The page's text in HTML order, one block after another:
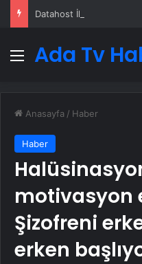
Datahost İle Güvenilir
Menü
Ada Tv
Anasayfa / Haber
Haber
motivasyon
Şizofreni
erken